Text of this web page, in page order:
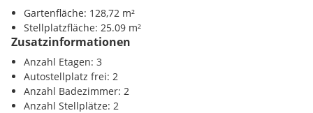
und leistbare Form des Eigentumserwerbs, die langfristige
Sicherheit mit attraktiven Finanzierungsmöglichkeiten
verbindet. Die Projektfinanzierung erfolgt über eine
renommierte Bank, wodurch Interessent:innen auf Wunsch
von abgestimmten Konditionen profitieren können.
Infrastruktur / Entfernungen
Gesundheit
Arzt <2000m
Apotheke <2000m
Krankenhaus <5750m
Klinik <3000m
Gartenfläche: 128,72 m²
Stellplatzfläche: 25.09 m²
Zusatzinformationen
Anzahl Etagen: 3
Autostellplatz frei: 2
Anzahl Badezimmer: 2
Anzahl Stellplätze: 2